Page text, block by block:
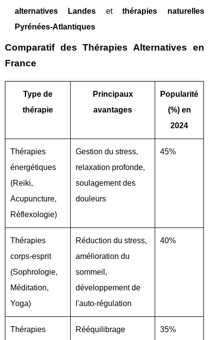
alternatives Landes etthérapies naturelles
Pyrénées-Atlantiques
Comparatif des Thérapies Alternatives en
France
Type de
thérapie
Principaux
avantages
Popularité
(%) en
2024
Thérapies
énergétiques
(Reiki,
Acupuncture,
Réflexologie)
Gestion du stress,
relaxation profonde,
soulagement des
douleurs
45%
Thérapies
corps-esprit
(Sophrologie,
Méditation,
Yoga)
Réduction du stress,
amélioration du
sommeil,
développement de
l'auto-régulation
40%
Thérapies
Rééquilibrage
35%